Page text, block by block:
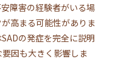
障害の経験者がいる場
高まる可能性がありま
の発症を完全に説明
因も大きく影響しま